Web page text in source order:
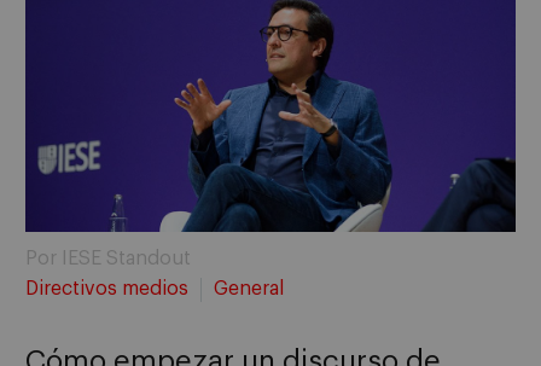
Por IESE Standout
Directivos medios
General